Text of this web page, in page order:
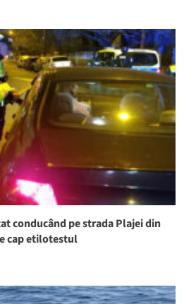
conducând pe strada Plajei din
cap etilotestul